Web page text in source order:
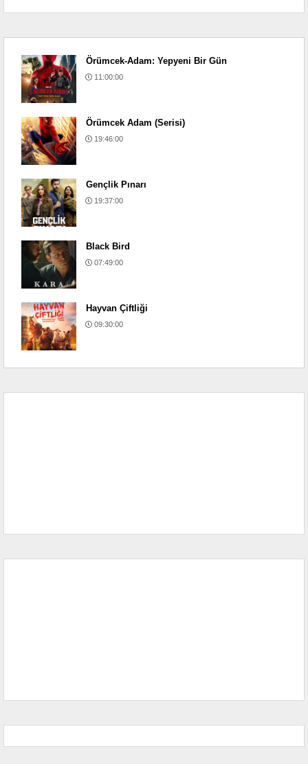
Örümcek-Adam: Yepyeni Bir Gün
11:00:00
Örümcek Adam (Serisi)
19:46:00
Gençlik Pınarı
19:37:00
Black Bird
07:49:00
Hayvan Çiftliği
09:30:00